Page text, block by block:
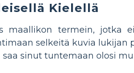
Kielellä
maallikon termein, jotka
selkeitä kuvia lukijan
sinut tuntemaan olosi